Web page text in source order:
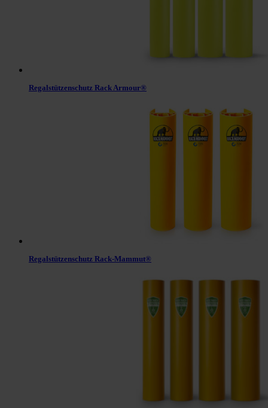
Regalstützenschutz Rack Armour®
Regalstützenschutz Rack-Mammut®